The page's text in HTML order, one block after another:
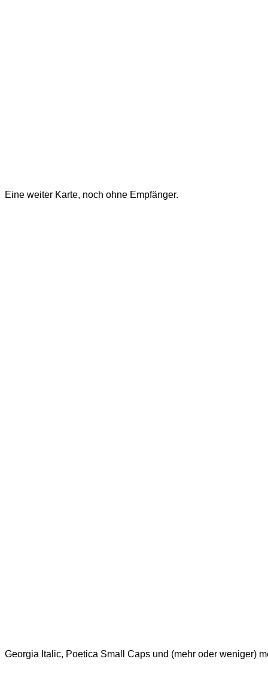
Eine weiter Karte, noch ohne Empfänger.
Georgia Italic, Poetica Small Caps und (mehr oder weniger)